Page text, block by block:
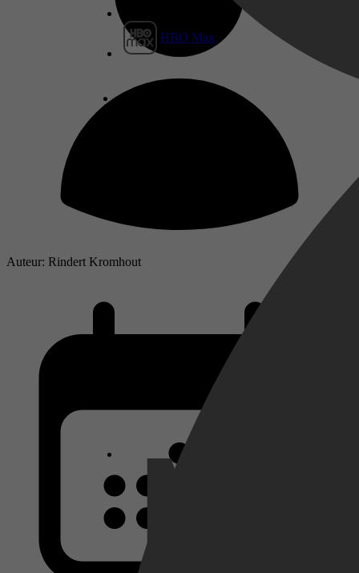
HBO Max
Auteur: Rindert Kromhout